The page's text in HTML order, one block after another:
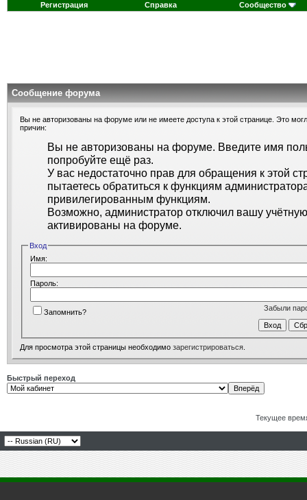
Регистрация Справка Сообщество
Сообщение форума
Вы не авторизованы на форуме или не имеете доступа к этой странице. Это
причин:
Вы не авторизованы на форуме. Введите имя
попробуйте ещё раз.
У вас недостаточно прав для обращения к этой
пытаетесь обратиться к функциям
привилегированным функциям.
Возможно, администратор отключил вашу
активированы на форуме.
Вход
Имя:
Пароль:
Забыли
Запомнить?
Для просмотра этой страницы необходимо зарегистрироваться
Быстрый переход
Текущее